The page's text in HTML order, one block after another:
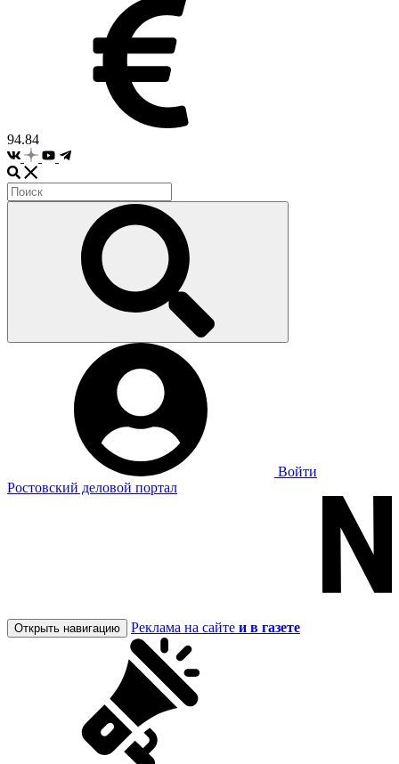
94.84
Войти
Ростовский деловой портал
Открыть навигацию Реклама на сайте и в газете